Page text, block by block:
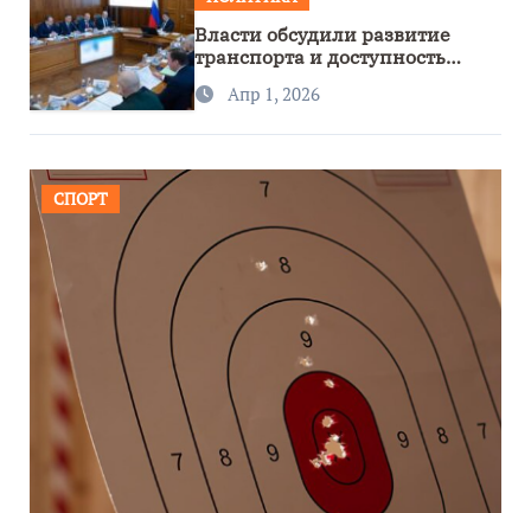
Власти обсудили развитие
транспорта и доступность
региона
Апр 1, 2026
СПОРТ